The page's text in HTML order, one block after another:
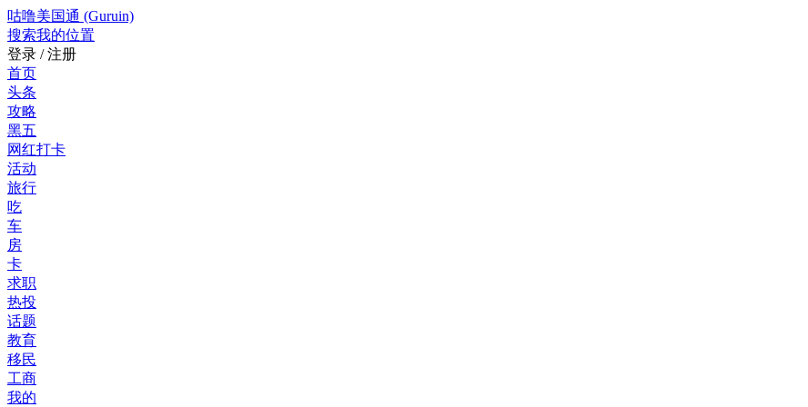
咕噜美国通 (Guruin)
搜索我的位置
登录 / 注册
首页
头条
攻略
黑五
网红打卡
活动
旅行
吃
车
房
卡
求职
热投
话题
教育
移民
工商
我的